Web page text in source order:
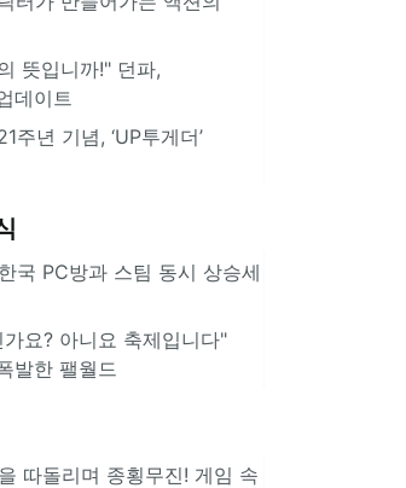
뜻입니까!" 던파,
데이트
주년 기념, ‘UP투게더’
국 PC방과 스팀 동시 상승세
요? 아니요 축제입니다"
발한 팰월드
따돌리며 종횡무진! 게임 속